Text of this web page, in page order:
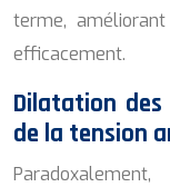
terme,
efficacement.
Dilatation
de la tension